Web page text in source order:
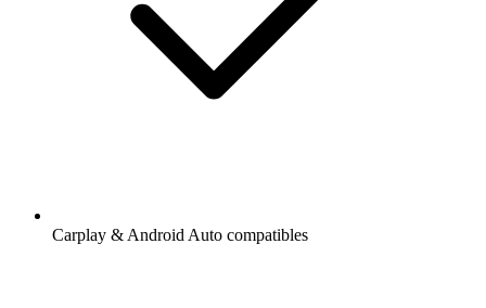
Carplay & Android Auto compatibles